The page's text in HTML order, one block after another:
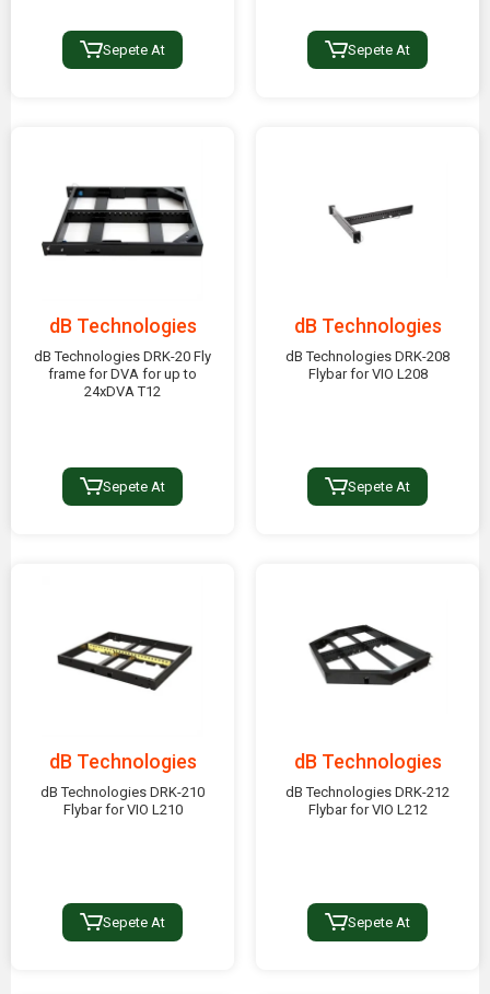
Sepete At Sepete At
dB Technologies
dB Technologies DRK-20 Fly
frame for DVA for up to
24xDVA T12
Sepete At
dB Technologies
dB Technologies DRK-208
Flybar for VIO L208
Sepete At
dB Technologies
dB Technologies DRK-210
Flybar for VIO L210
Sepete At
dB Technologies
dB Technologies DRK-212
Flybar for VIO L212
Sepete At